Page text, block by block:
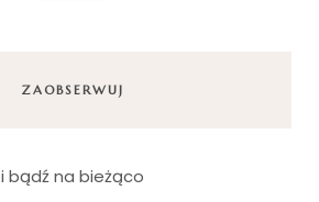
ZAOBSERWUJ
i bądź na bieżąco